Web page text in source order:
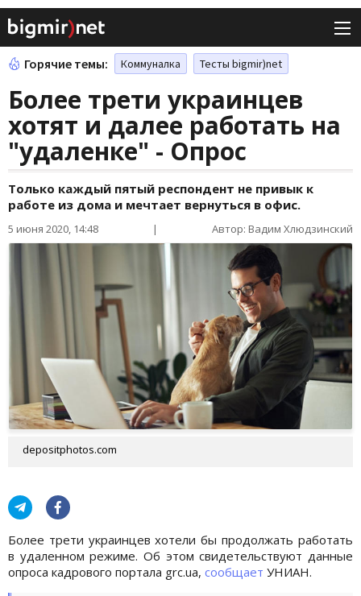
Горячие темы: Коммуналка Тесты bigmir)net
Более трети украинцев
хотят и далее работать на
"удаленке" - Опрос
Только каждый пятый респондент не привык к
работе из дома и мечтает вернуться в офис.
5 июня 2020, 14:48 | Автор: Вадим Хлюдзинский
depositphotos.com
Более трети украинцев хотели бы продолжать работать
в удаленном режиме. Об этом свидетельствуют данные
опроса кадрового портала grc.ua, сообщает УНИАН.